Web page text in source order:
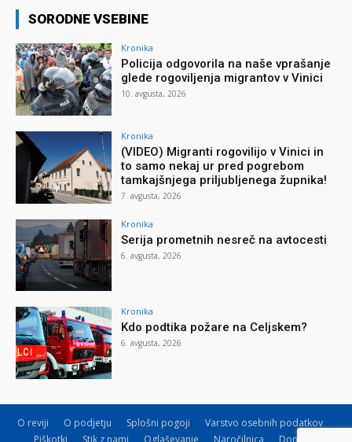
SORODNE VSEBINE
Kronika
Policija odgovorila na naše vprašanje
glede rogoviljenja migrantov v Vinici
10. avgusta, 2026
Kronika
(VIDEO) Migranti rogovilijo v Vinici in
to samo nekaj ur pred pogrebom
tamkajšnjega priljubljenega župnika!
7. avgusta, 2026
Kronika
Serija prometnih nesreč na avtocesti
6. avgusta, 2026
Kronika
Kdo podtika požare na Celjskem?
6. avgusta, 2026
O reviji O podjetju Splošni pogoji
Varstvo osebnih podatkov